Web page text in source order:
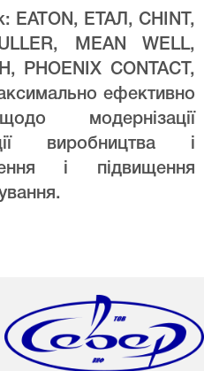
EATON, ЕТАЛ, CHINT,
MEAN WELL,
PHOENIX CONTACT,
ефективно
модернізації
виробництва і
і підвищення